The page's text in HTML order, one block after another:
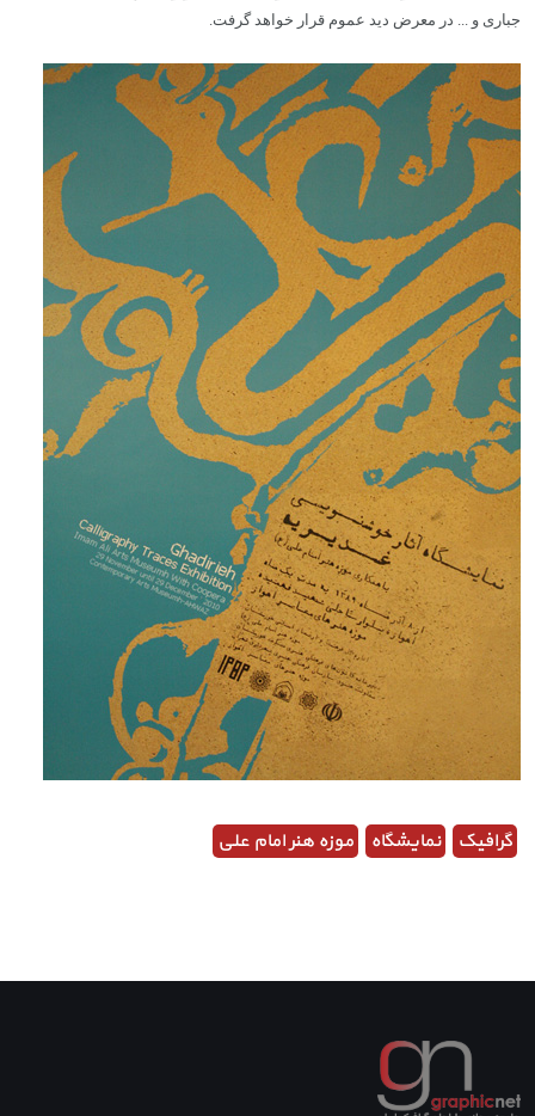
جباری و ... در معرض دید عموم قرار خواهد گرفت.
گرافیک نمایشگاه موزه هنر امام علی